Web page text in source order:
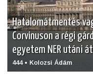
Hatalomátmentés
Corvinuson a régi
egyetem NER utáni
444 • Kolozsi Ádám